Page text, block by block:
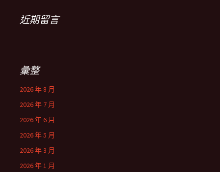
近期留言
彙整
2026 年 8 月
2026 年 7 月
2026 年 6 月
2026 年 5 月
2026 年 3 月
2026 年 1 月